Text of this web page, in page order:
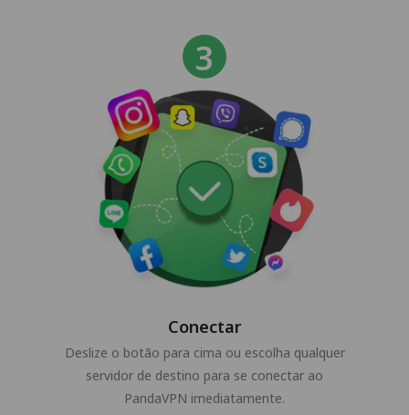
Conectar
Deslize o botão para cima ou escolha qualquer
servidor de destino para se conectar ao
PandaVPN imediatamente.